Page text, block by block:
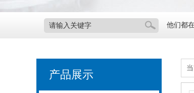
他们都
产品展示